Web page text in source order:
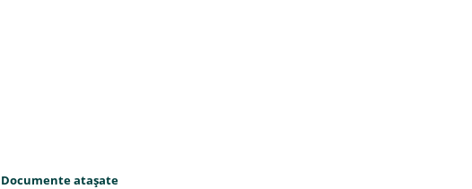
Documente ataşate